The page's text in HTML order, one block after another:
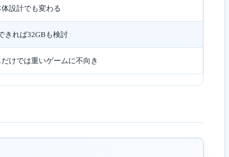
設計でも変わる
きれば32GBも検討
けでは重いゲームに不向き